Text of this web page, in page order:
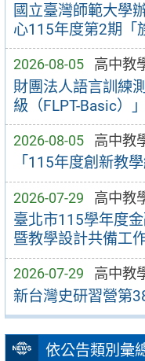
國立臺灣師範大學
心115年度第2期「
2026-08-05 高中教
財團法人語言訓練
級（FLPT-Basic）
2026-08-05 高中教
「115年度創新教
2026-07-29 高中教
臺北市115學年度
暨教學設計共備工
2026-07-29 高中教
新台灣史研習營第
依公告類別彙